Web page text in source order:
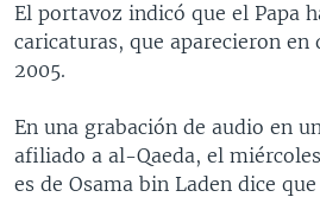
El portavoz indicó que el Papa
caricaturas, que aparecieron en
2005.
En una grabación de audio en
afiliado a al-Qaeda, el
es de Osama bin Laden dice